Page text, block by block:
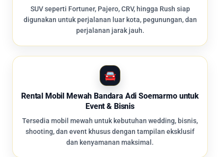
SUV seperti Fortuner, Pajero, CRV, hingga Rush siap
digunakan untuk perjalanan luar kota, pegunungan, dan
perjalanan jarak jauh.
Rental Mobil Mewah Bandara Adi Soemarmo untuk
Event & Bisnis
Tersedia mobil mewah untuk kebutuhan wedding, bisnis,
shooting, dan event khusus dengan tampilan eksklusif
dan kenyamanan maksimal.